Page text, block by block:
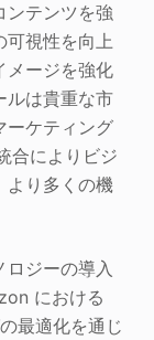
ンテンツを強
可視性を向上
メージを強化
ルは貴重な市
ーケティング
合によりビジ
より多くの機
ロジーの導入
における
最適化を通じ